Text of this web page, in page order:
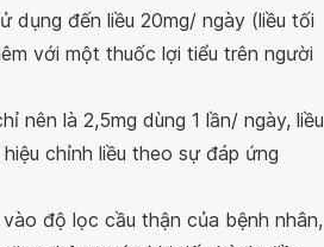
dụng đến liều 20mg/ ngày (liều tối
với một thuốc lợi tiểu trên người
nên là 2,5mg dùng 1 lần/ ngày, liều
chỉnh liều theo sự đáp ứng
độ lọc cầu thận của bệnh nhân,